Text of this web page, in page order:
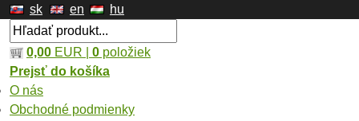
sk en hu
0,00 EUR | 0 položiek
Prejsť do košíka
O nás
Obchodné podmienky